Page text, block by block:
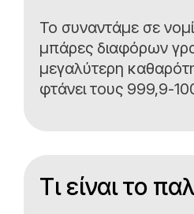
Το συναντάμε σε
μπάρες διαφόρων
μεγαλύτερη
φτάνει τους 999,9-
Τι είναι το